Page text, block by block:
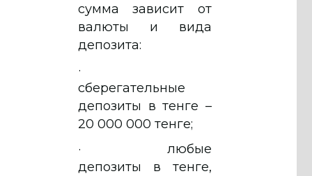
сумма зависит от
валюты и вида
депозита:
·
сберегательные
депозиты в тенге –
20 000 000 тенге;
· любые
депозиты в тенге,